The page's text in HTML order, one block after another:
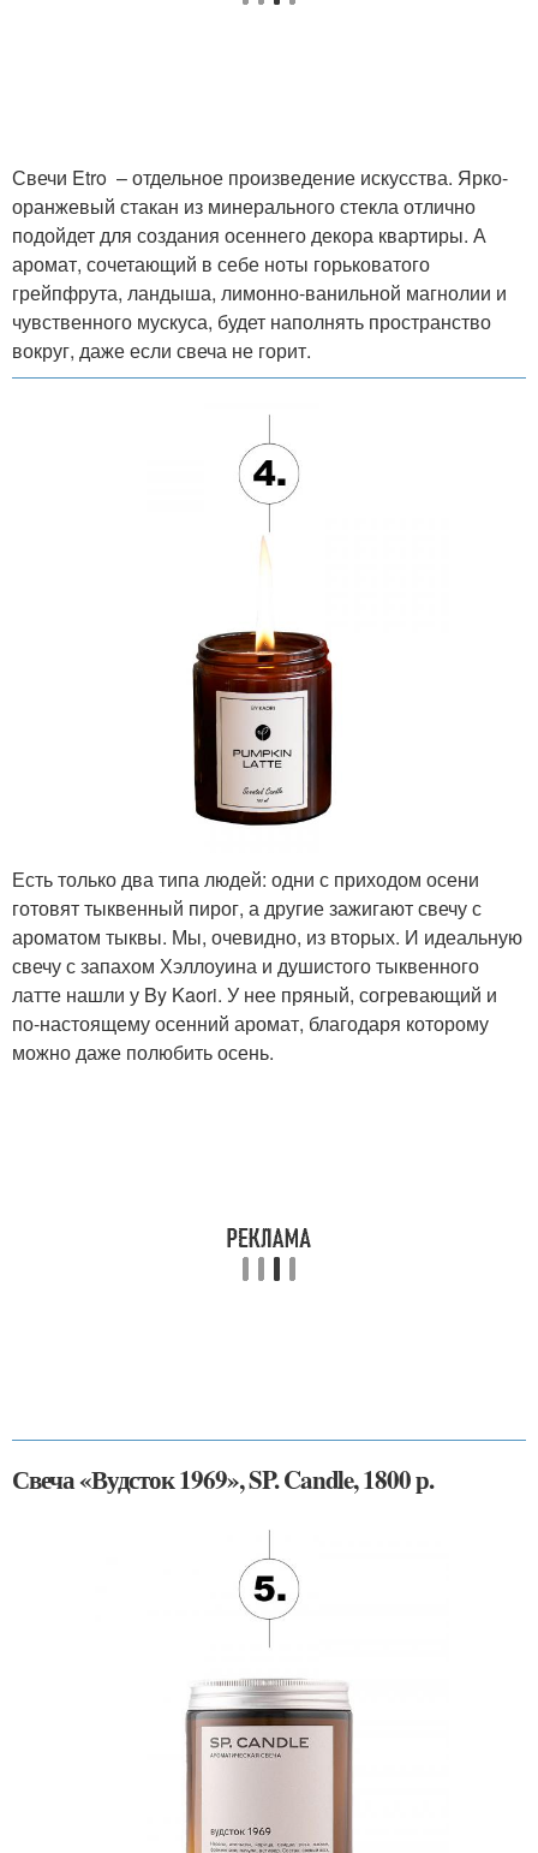
Свечи Etro – отдельное произведение искусства. Ярко-
оранжевый стакан из минерального стекла отлично
подойдет для создания осеннего декора квартиры. А
аромат, сочетающий в себе ноты горьковатого
грейпфрута, ландыша, лимонно-ванильной магнолии и
чувственного мускуса, будет наполнять пространство
вокруг, даже если свеча не горит.
Есть только два типа людей: одни с приходом осени
готовят тыквенный пирог, а другие зажигают свечу с
ароматом тыквы. Мы, очевидно, из вторых. И идеальную
свечу с запахом Хэллоуина и душистого тыквенного
латте нашли у By Kaori. У нее пряный, согревающий и
по-настоящему осенний аромат, благодаря которому
можно даже полюбить осень.
Свеча «Вудсток 1969», SP. Candle, 1800 р.